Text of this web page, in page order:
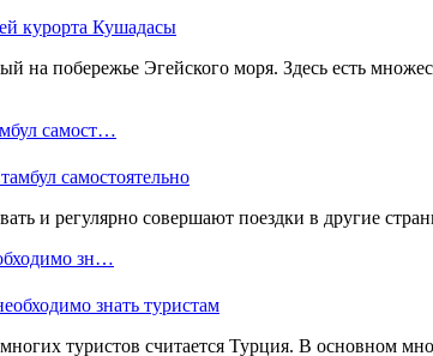
на побережье Эгейского моря. Здесь есть
самост…
и регулярно совершают поездки в другие
зн…
туристов считается Турция. В основном